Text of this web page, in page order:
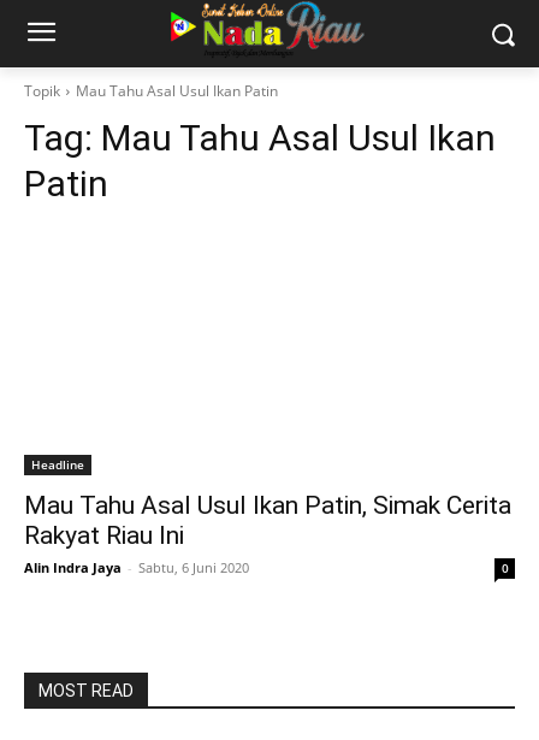
Topik Mau Tahu Asal Usul Ikan Patin
Tag: Mau Tahu Asal Usul Ikan
Patin
Headline
Mau Tahu Asal Usul Ikan Patin, Simak Cerita
Rakyat Riau Ini
Alin Indra Jaya - Sabtu, 6 Juni 2020 0
MOST READ